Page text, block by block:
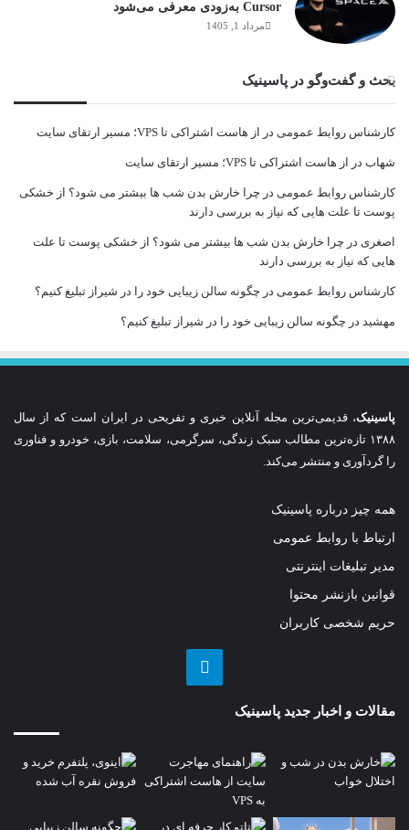
Cursor به‌زودی معرفی می‌شود
مرداد 1, 1405
بحث و گفت‌وگو در پاسینیک
کارشناس روابط عمومی در از هاست اشتراکی تا VPS؛ مسیر ارتقای سایت
شهاب در از هاست اشتراکی تا VPS؛ مسیر ارتقای سایت
کارشناس روابط عمومی در چرا خارش بدن شب ها بیشتر می شود؟ از خشکی
پوست تا علت هایی که نیاز به بررسی دارند
اصغری در چرا خارش بدن شب ها بیشتر می شود؟ از خشکی پوست تا علت
هایی که نیاز به بررسی دارند
کارشناس روابط عمومی در چگونه سالن زیبایی خود را در شیراز تبلیغ کنیم؟
مهشید در چگونه سالن زیبایی خود را در شیراز تبلیغ کنیم؟
پاسینیک، قدیمی‌ترین مجله آنلاین خبری و تفریحی در ایران است که از سال
۱۳۸۸ تازه‌ترین مطالب سبک زندگی، سرگرمی، سلامت، بازی، خودرو و فناوری
را گردآوری و منتشر می‌کند.
همه چیز درباره پاسینیک
ارتباط با روابط عمومی
مدیر تبلیغات اینترنتی
قوانین بازنشر محتوا
حریم شخصی کاربران
مقالات و اخبار جدید پاسینیک